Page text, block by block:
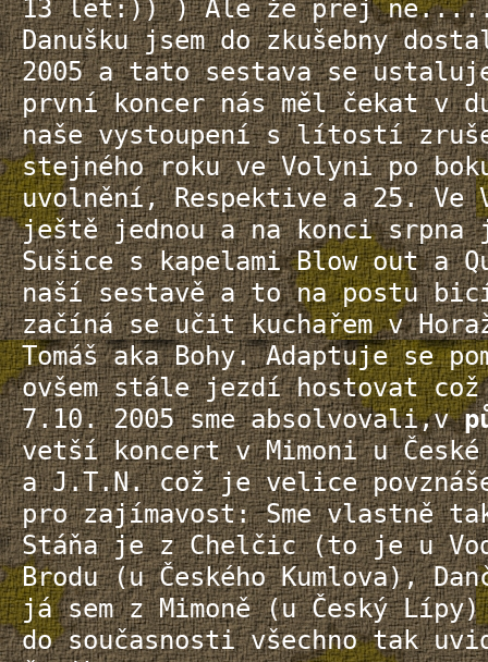
13 let:)) ) Ale že prej
Danušku jsem do zkušebny
2005 a tato sestava se
první koncer nás měl čekat v
naše vystoupení s lítostí
stejného roku ve Volyni po
uvolnění, Respektive a 25. Ve
ještě jednou a na konci srpna
Sušice s kapelami Blow out a
naší sestavě a to na postu
začíná se učit kuchařem v
Tomáš aka Bohy. Adaptuje se
ovšem stále jezdí hostovat
7.10. 2005 sme absolvovali,v
vetší koncert v Mimoni u
a J.T.N. což je velice
pro zajímavost: Sme vlastně
Stáňa je z Chelčic (to je u
Brodu (u Českého Kumlova),
já sem z Mimoně (u Český
do současnosti všechno tak